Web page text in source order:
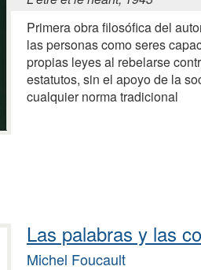
Primera obra filosófica del
las personas como seres
propias leyes al rebelarse
estatutos, sin el apoyo de la
cualquier norma tradicional
Las palabras y las
Michel Foucault